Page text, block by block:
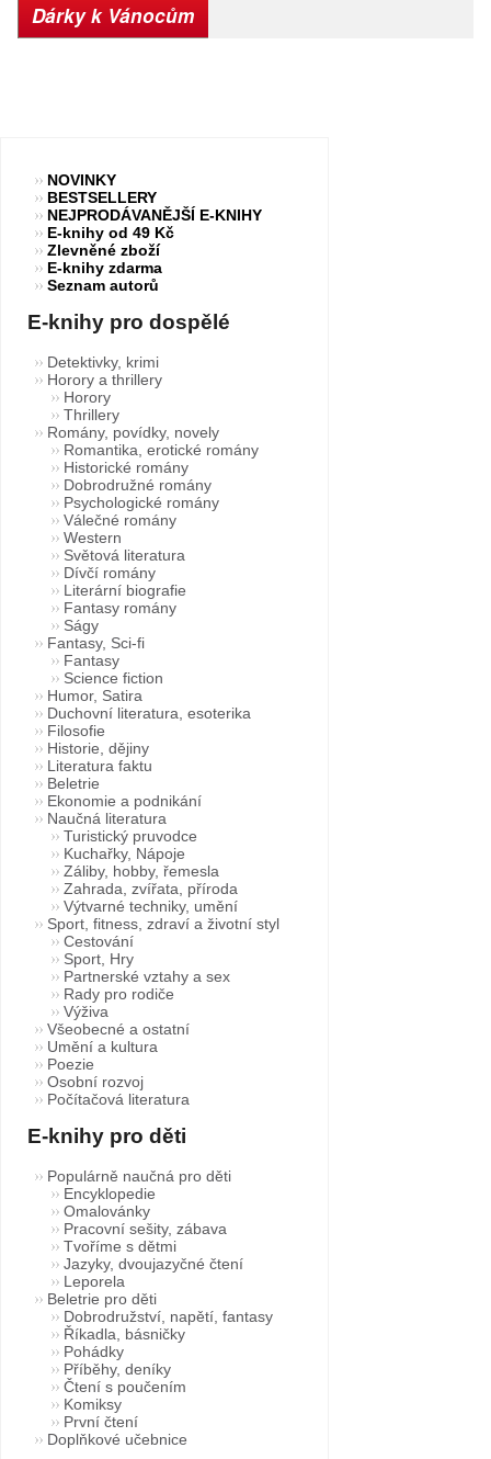
Dárky k Vánocům
NOVINKY
BESTSELLERY
NEJPRODÁVANĚJŠÍ E-KNIHY
E-knihy od 49 Kč
Zlevněné zboží
E-knihy zdarma
Seznam autorů
E-knihy pro dospělé
Detektivky, krimi
Horory a thrillery
Horory
Thrillery
Romány, povídky, novely
Romantika, erotické romány
Historické romány
Dobrodružné romány
Psychologické romány
Válečné romány
Western
Světová literatura
Dívčí romány
Literární biografie
Fantasy romány
Ságy
Fantasy, Sci-fi
Fantasy
Science fiction
Humor, Satira
Duchovní literatura, esoterika
Filosofie
Historie, dějiny
Literatura faktu
Beletrie
Ekonomie a podnikání
Naučná literatura
Turistický pruvodce
Kuchařky, Nápoje
Záliby, hobby, řemesla
Zahrada, zvířata, příroda
Výtvarné techniky, umění
Sport, fitness, zdraví a životní styl
Cestování
Sport, Hry
Partnerské vztahy a sex
Rady pro rodiče
Výživa
Všeobecné a ostatní
Umění a kultura
Poezie
Osobní rozvoj
Počítačová literatura
E-knihy pro děti
Populárně naučná pro děti
Encyklopedie
Omalovánky
Pracovní sešity, zábava
Tvoříme s dětmi
Jazyky, dvoujazyčné čtení
Leporela
Beletrie pro děti
Dobrodružství, napětí, fantasy
Říkadla, básničky
Pohádky
Příběhy, deníky
Čtení s poučením
Komiksy
První čtení
Doplňkové učebnice